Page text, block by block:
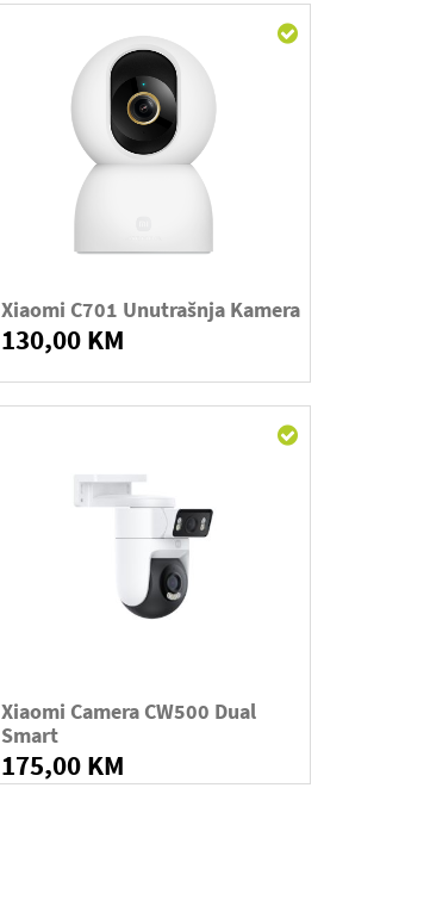
Xiaomi C701 Unutrašnja Kamera
130,00 KM
Xiaomi Camera CW500 Dual
Smart
175,00 KM